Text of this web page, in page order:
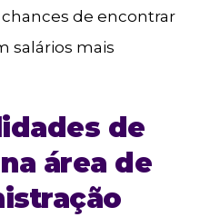
de encontrar
salários mais
de
área de